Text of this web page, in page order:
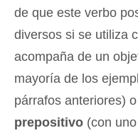
de que este verbo
diversos si se utiliza
acompaña de un
mayoría de los
párrafos anteriores)
prepositivo (con